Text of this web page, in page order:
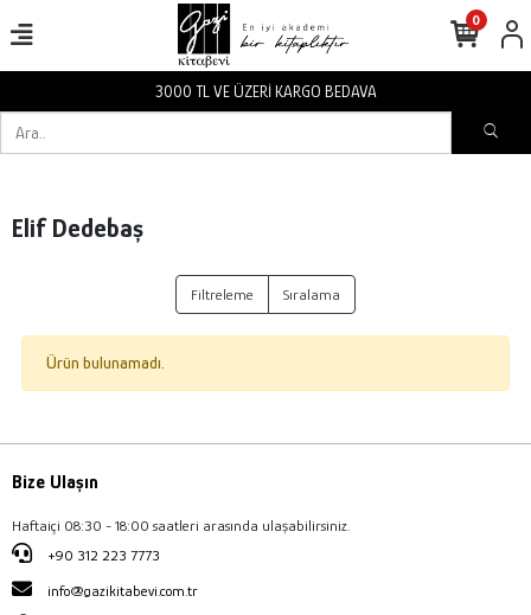
3000 TL VE ÜZERİ KARGO BEDAVA
0
Elif Dedebaş
Filtreleme Sıralama
Ürün bulunamadı.
Bize Ulaşın
Haftaiçi 08:30 - 18:00 saatleri arasında ulaşabilirsiniz.
+90 312 223 7773
info@gazikitabevi.com.tr